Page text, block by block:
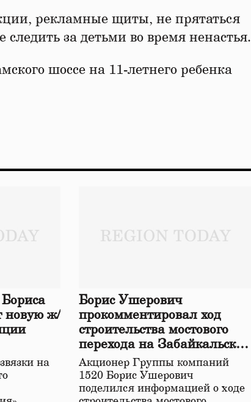
рекламные щиты, не прятаться
за детьми во время ненастья.
шоссе на 11-летнего ребенка
новую ж/
на
Борис Ушерович
прокомментировал ход
строительства мостового
перехода на Забайкальской
железной дороге
Акционер Группы компаний
1520 Борис Ушерович
поделился информацией о ходе